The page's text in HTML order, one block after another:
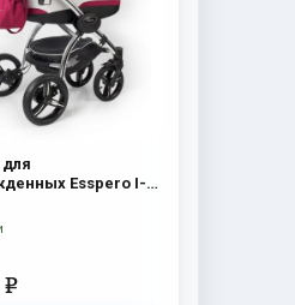
Esspero I-
e